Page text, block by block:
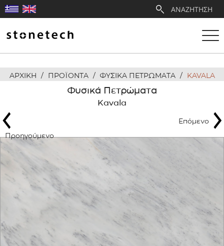
Η ΕΤΑΙΡΕΙΑ
ΛΑΤΟΜΕΙΑ
ΑΝΤΙΠΡΟΣΩΠΕΙΕΣ
ΠΡΟΪΟΝΤΑ
ΕΡΓΑ
ΕΦΑΡΜΟΓΕΣ
ΑΡΧΙΚΗ / ΠΡΟΪΟΝΤΑ / ΦΥΣΙΚΑ ΠΕΤΡΩΜΑΤΑ / KAVALA
Φυσικά Πετρώματα
Kavala
Προηγούμενο
Επόμενο